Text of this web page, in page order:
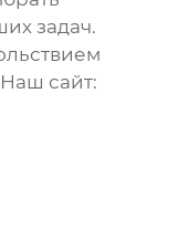
задач.
сайт: